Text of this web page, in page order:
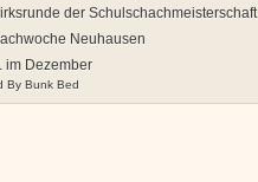
der Schulschachmeisterschaft
Neuhausen
im Dezember
By Bunk Bed